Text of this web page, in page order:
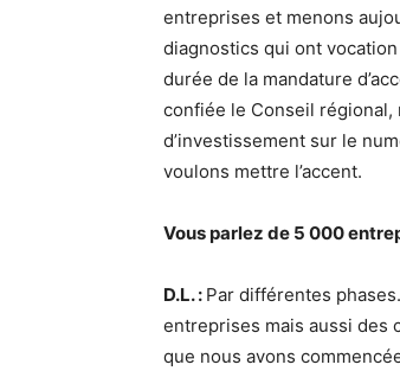
entreprises et menons
diagnostics qui ont
durée de la mandature
confiée le Conseil régional,
d’investissement sur le
voulons mettre l’accent.
Vous parlez de 5 000
D.L. : Par différentes
entreprises mais aussi des
que nous avons